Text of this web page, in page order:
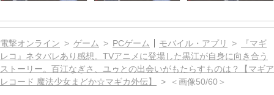
電撃オンライン ゲーム PCゲーム モバイル・アプリ
『マギ
レコ』ネタバレあり感想。TVアニメに登場した黒江が自身に向き合う
ストーリー。百江なぎさ、ユゥとの出会いがもたらすものは？【マギア
レコード 魔法少女まどか☆マギカ外伝】
＜画像50/60＞